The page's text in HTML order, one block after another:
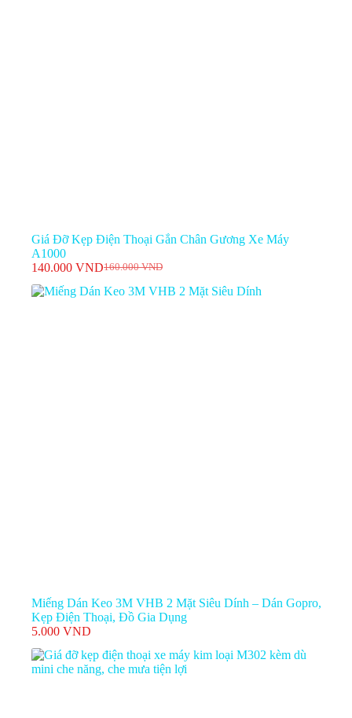
Giá Đỡ Kẹp Điện Thoại Gắn Chân Gương Xe Máy
A1000
160.000VND
Giá
gốc
140.000 VNDGiá
hiện
Miếng Dán Keo 3M VHB 2 Mặt Siêu Dính – Dán Gopro,
Kẹp Điện Thoại, Đồ Gia Dụng
5.000 VND